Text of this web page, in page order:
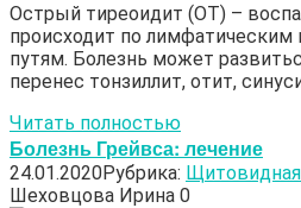
Острый тиреоидит (ОТ) –
происходит по
путям. Болезнь может
перенес тонзиллит, отит,
Читать полностью
Болезнь Грейвса: лечение
24.01.2020Рубрика:
Шеховцова Ирина 0